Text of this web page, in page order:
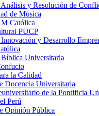
y Resolución de
de Música
Católica
PUCP
y Desarrollo
Universitaria
la Calidad
Docencia Universitaria
de la Pontificia
Perú
Opinión Pública